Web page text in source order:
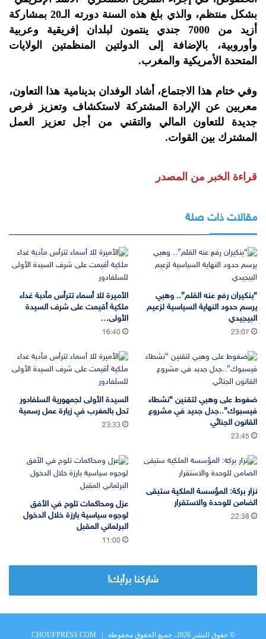
بشكل منتظم، والذي بلغ هذه السنة دورته الـ20 بمشاركة
أزيد من 7000 جندي ينتمون لبلدان إفريقية وعربية
وأوروبية، بالإضافة إلى الدولتين المنظمتين الولايات
المتحدة الأمريكية والمغرب.
وفي ختام هذا الاجتماع، أشاد الوفدان بدينامية هذا التعاون،
معربين عن الإرادة المشتركة لاستكشاف وتعزيز فرص
جديدة للتعاون المالي والتقني من أجل تعزيز العمل
المشترك بين القوات.
قراءة الخبر من المصدر
مقالات ذات صلة
“بنكيران رفع عنه القلم”.. وهبي
يرسم حدود النهاية السياسية لزعيم
البيجيدي
23:07
الأميرة للا أسماء تترأس مأدبة غداء
ملكية أقيمت على شرف السيدة
الأولى…
16:40
ضغوط على وهبي لتقنين “نشطاء
فيسبوك”..جدل جديد في مشروع
القانون الجنائي
23:45
السيدة الأولى لجمهورية السلفادور
تحل بالمغرب في زيارة عمل رسمية
23:33
نزار بركة: المؤسسة الملكية ستبقى
الضامن للوحدة والاستقرار
22:38
عزل ومحاكمات تلوح في الأفق
لوجوه سياسية بارزة خلال الدخول
البرلماني المقبل
11:00
شاركنا برأيك!
© حقوق النشر 2026، جميع الحقوق محفوظة | CHOUFPRESS.COM